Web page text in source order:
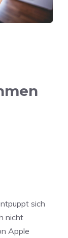
sich
nicht
Apple